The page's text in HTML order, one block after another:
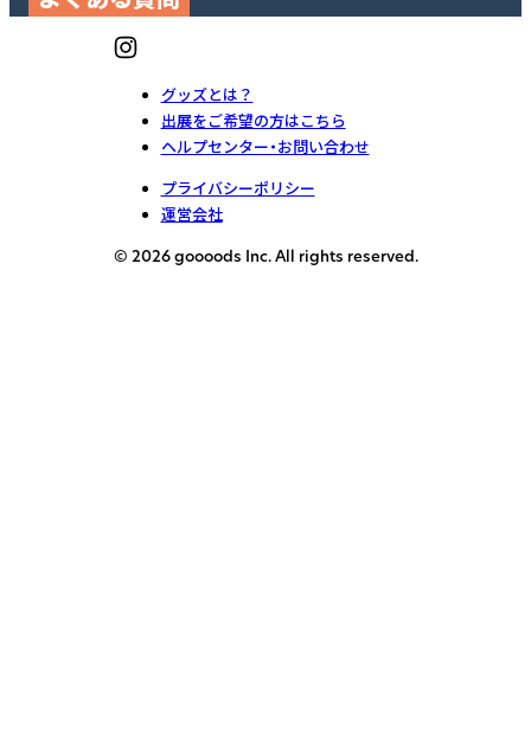
グッズとは？
出展をご希望の方はこちら
ヘルプセンター・お問い合わせ
プライバシーポリシー
運営会社
© 2026 goooods Inc. All rights reserved.